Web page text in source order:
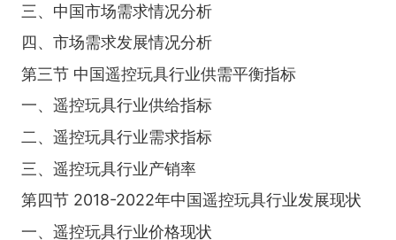
三、中国市场需求情况分析
四、市场需求发展情况分析
第三节 中国遥控玩具行业供需平衡指标
一、遥控玩具行业供给指标
二、遥控玩具行业需求指标
三、遥控玩具行业产销率
第四节 2018-2022年中国遥控玩具行业发展现状
一、遥控玩具行业价格现状